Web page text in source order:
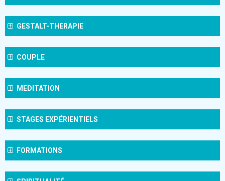
GESTALT-THERAPIE
COUPLE
MEDITATION
STAGES EXPÉRIENTIELS
FORMATIONS